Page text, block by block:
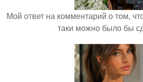
Мой ответ на комментарий о том,
таки можно было бы